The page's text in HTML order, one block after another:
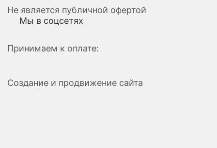
Не является публичной офертой
Мы в соцсетях
Принимаем к оплате:
Создание и продвижение сайта